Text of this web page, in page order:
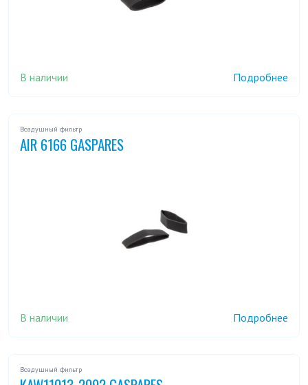
В наличии Подробнее
Воздушный фильтр
AIR 6166 GASPARES
В наличии Подробнее
Воздушный фильтр